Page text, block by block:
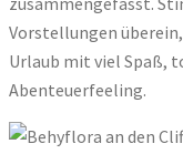
Vorstellungen
Urlaub mit viel Spaß,
Abenteuerfeeling.